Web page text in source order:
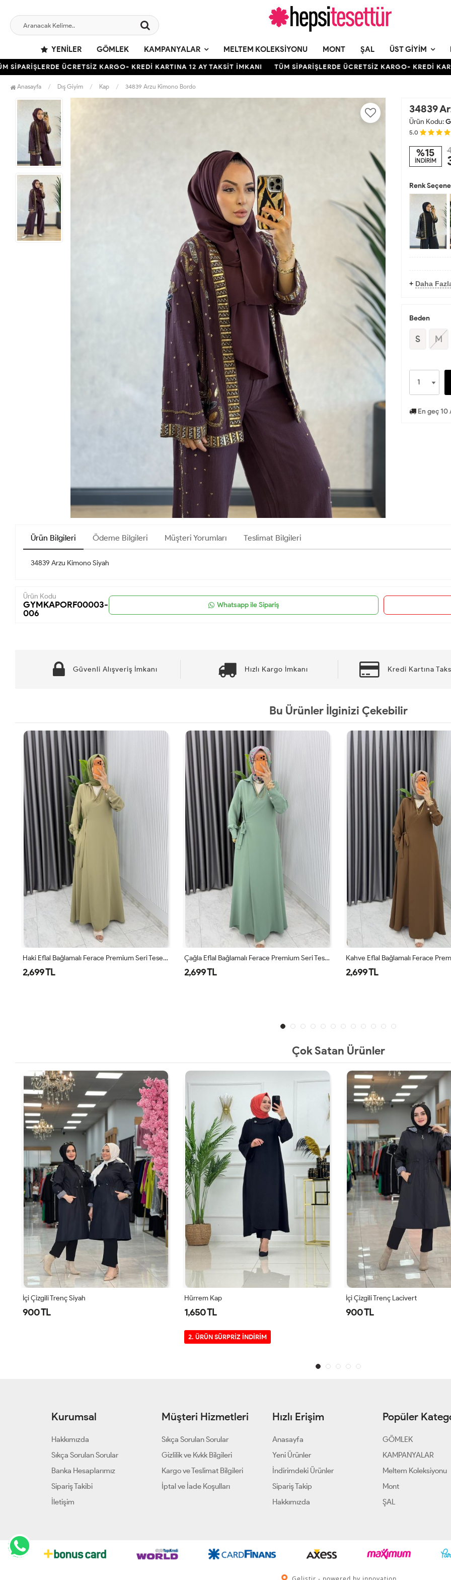
YENILER GÖMLEK KAMPANYALAR MELTEM KOLEKSIYONU MONT ŞAL ÜST GIYIM
ÜCRETSİZ KARGO- KREDİ KARTINA 12 AY TAKSİT İMKANI TÜM SİPARİŞLERDE ÜCRETSİZ KARGO- KREDİ KARTINA
Anasayfa Dış Giyim Kap 34839 Arzu Kimono Bordo
34839
Ürün Kodu:
5.0
%15
İNDİRİM
Renk
+ Daha
Beden
S M
En geç 10
Ürün Bilgileri Ödeme Bilgileri Müşteri Yorumları Teslimat Bilgileri
34839 Arzu Kimono Siyah
Ürün Kodu
GYMKAPORF00003-
006
Whatsapp ile Sipariş
Güvenli Alışveriş İmkanı Hızlı Kargo İmkanı Kredi Kartına
Bu Ürünler İlginizi Çekebilir
Çağla Eflal Bağlamalı Ferace Premium Seri Tesettür Giyim
2,699 TL
Kahve Eflal Bağlamalı Ferace Premium Seri Tesettür Giyim
2,699 TL 2,699 TL
Çok Satan Ürünler
Hürrem Kap
1,650 TL
İçi Çizgili Trenç Lacivert
900 TL
Siyah Kürklü Parka Tesettür Giyim
2,299 TL
Kurumsal
Hakkımızda
Sıkça Sorulan Sorular
Banka Hesaplarımız
Sipariş Takibi
İletişim
Müşteri Hizmetleri
Sıkça Sorulan Sorular
Gizlilik ve Kvkk Bilgileri
Kargo ve Teslimat Bilgileri
İptal ve İade Koşulları
Hızlı Erişim
Anasayfa
Yeni Ürünler
İndirimdeki Ürünler
Sipariş Takip
Hakkımızda
Popüler
GÖMLEK
KAMPANYALAR
Meltem Koleksiyonu
Mont
ŞAL